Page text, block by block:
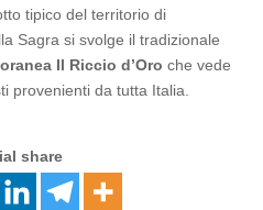
tipico del territorio di
Sagra si svolge il tradizionale
Il Riccio d’Oro che vede
provenienti da tutta Italia.
share